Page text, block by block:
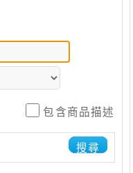
包含商品描述
搜尋